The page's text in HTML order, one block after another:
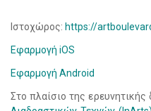
Ιστοχώρος: https://
Εφαρμογή iOS
Εφαρμογή Android
Στο πλαίσιο της ερευνητικής